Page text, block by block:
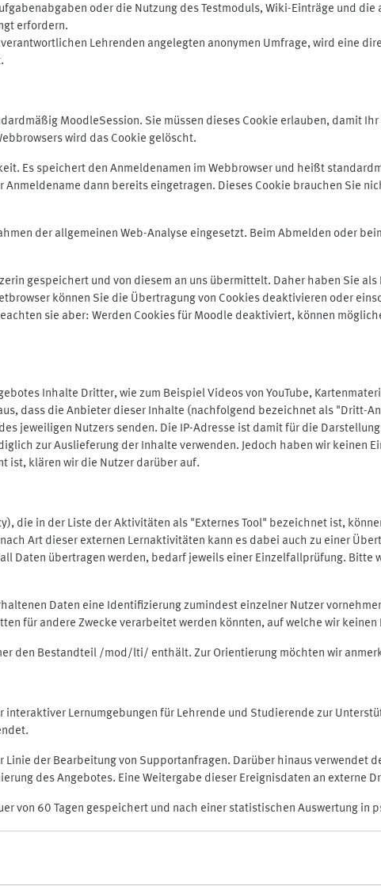
oder die Nutzung des Testmoduls, Wiki-Einträge und
erfordern.
Lehrenden angelegten anonymen Umfrage, wird eine
MoodleSession. Sie müssen dieses Cookie erlauben, damit
wird das Cookie gelöscht.
Es speichert den Anmeldenamen im Webbrowser und heißt
dann bereits eingetragen. Dieses Cookie brauchen Sie
der allgemeinen Web-Analyse eingesetzt. Beim Abmelden oder
gespeichert und von diesem an uns übermittelt. Daher haben Sie
können Sie die Übertragung von Cookies deaktivieren oder
sie aber: Werden Cookies für Moodle deaktiviert, können
Inhalte Dritter, wie zum Beispiel Videos von YouTube,
dass die Anbieter dieser Inhalte (nachfolgend bezeichnet als "Dritt-
jeweiligen Nutzers senden. Die IP-Adresse ist damit für die
zur Auslieferung der Inhalte verwenden. Jedoch haben wir keinen
ist, klären wir die Nutzer darüber auf.
die in der Liste der Aktivitäten als "Externes Tool" bezeichnet ist,
Art dieser externen Lernaktivitäten kann es dabei auch zu einer
Daten übertragen werden, bedarf jeweils einer Einzelfallprüfung.
Daten eine Identifizierung zumindest einzelner Nutzer
für andere Zwecke verarbeitet werden könnten, auf welche wir keinen
den Bestandteil /mod/lti/ enthält. Zur Orientierung möchten wir
Lernumgebungen für Lehrende und Studierende zur
Linie der Bearbeitung von Supportanfragen. Darüber hinaus
des Angebotes. Eine Weitergabe dieser Ereignisdaten an externe
von 60 Tagen gespeichert und nach einer statistischen Auswertung in